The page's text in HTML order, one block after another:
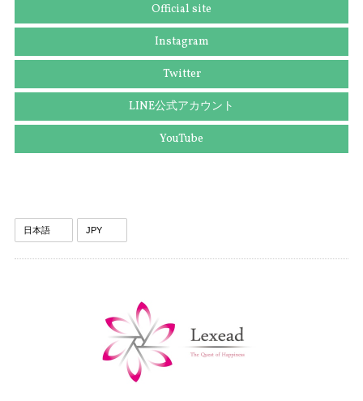
送料無料 ディオール ネクタイ ワイドタイ シルク 黄色 イエロー グレー 紫色 ビジネス カジュアル ブランド 鍵 植物 フランス製 綺麗 N516
2025/09/03
2025/08/28
Official site
Instagram
Twitter
LINE公式アカウント
YouTube